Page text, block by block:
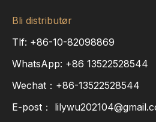
Bli distributør
Tlf: +86-10-82098869
WhatsApp: +86 13522528544
Wechat：+86-13522528544
E-post：